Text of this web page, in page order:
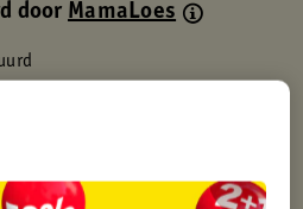
doorMamaLoes
kaart